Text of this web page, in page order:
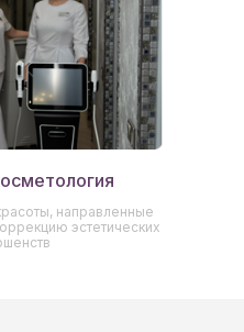
направленные
эстетических